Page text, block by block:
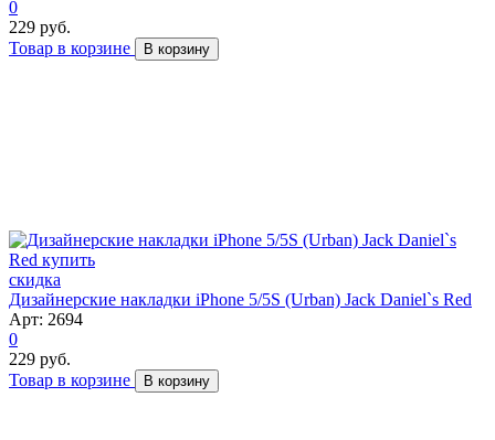
0
229 руб.
Товар в корзине
В корзину
скидка
Дизайнерские накладки iPhone 5/5S (Urban) Jack Daniel`s Red
Арт: 2694
0
229 руб.
Товар в корзине
В корзину